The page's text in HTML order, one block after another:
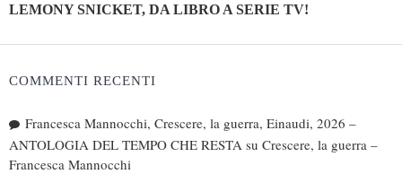
LEMONY SNICKET, DA LIBRO A SERIE TV!
COMMENTI RECENTI
Francesca Mannocchi, Crescere, la guerra, Einaudi, 2026 –
ANTOLOGIA DEL TEMPO CHE RESTA su Crescere, la guerra –
Francesca Mannocchi